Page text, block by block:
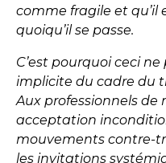
comme fragile et
quoiqu’il se passe.
C’est pourquoi ceci
implicite du cadre du
Aux professionnels
acceptation
mouvements contre-
les invitations